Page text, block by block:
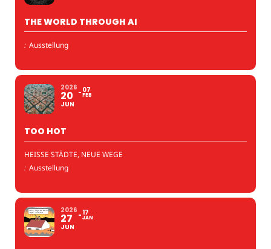
THE WORLD THROUGH AI
: Ausstellung
2026
20
JUN
07
FEB
TOO HOT
HEISSE STÄDTE, NEUE WEGE
: Ausstellung
2026
27
JUN
17
JAN